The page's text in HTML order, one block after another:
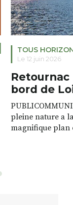
TOUS
Le 12 juin 2026
Retournac
bord de
pleine nature a
magnifique plan